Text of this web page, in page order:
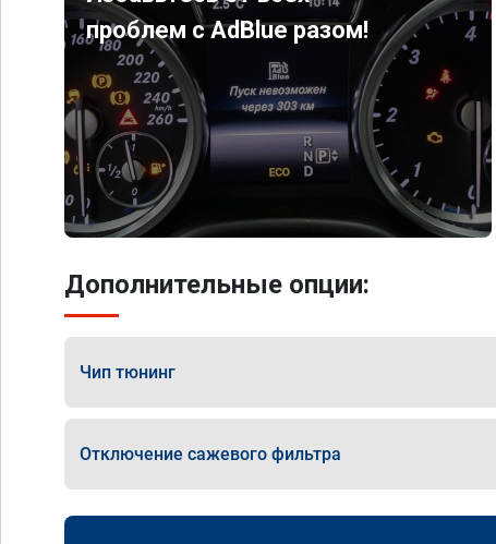
проблем с AdBlue разом!
Дополнительные опции:
Чип тюнинг
Отключение сажевого фильтра